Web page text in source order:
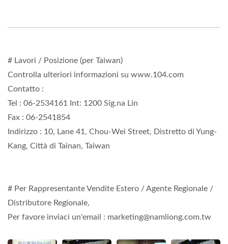
# Lavori / Posizione (per Taiwan)
Controlla ulteriori informazioni su www.104.com
Contatto :
Tel : 06-2534161 Int: 1200 Sig.na Lin
Fax : 06-2541854
Indirizzo : 10, Lane 41, Chou-Wei Street, Distretto di Yung-
Kang, Città di Tainan, Taiwan
# Per Rappresentante Vendite Estero / Agente Regionale /
Distributore Regionale,
Per favore inviaci un'email : marketing@namliong.com.tw